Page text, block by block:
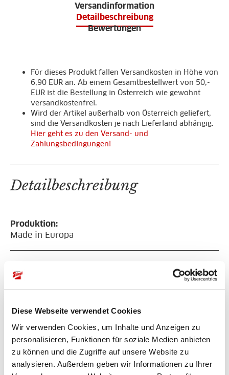
Diese Webseite verwendet Cookies
Wir verwenden Cookies, um Inhalte und Anzeigen zu
personalisieren, Funktionen für soziale Medien anbieten
zu können und die Zugriffe auf unsere Website zu
analysieren. Außerdem geben wir Informationen zu Ihrer
Versandinformation
Detailbeschreibung
Bewertungen
Für dieses Produkt fallen Versandkosten in Höhe von
6,90 EUR an. Ab einem Gesamtbestellwert von 50,-
EUR ist die Bestellung in Österreich wie gewohnt
versandkostenfrei.
Wird der Artikel außerhalb von Österreich geliefert,
sind die Versandkosten je nach Lieferland abhängig.
Hier geht es zu den Versand- und
Zahlungsbedingungen!
Detailbeschreibung
Produktion:
Made in Europa
Einheitsgröße
Unisex
grau
Material:
100% Acryl ÖKOEX,